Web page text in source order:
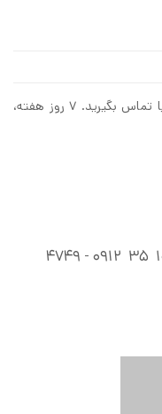
جهت خرید حضوری و بازدید از شوروم ایکیا تماس بگیرید. ۷ روز هفته،